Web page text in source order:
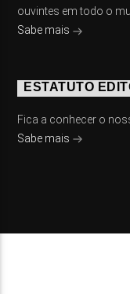
ouvintes em todo o
Sabe mais
ESTATUTO
Fica a conhecer o
Sabe mais